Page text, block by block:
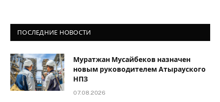
ПОСЛЕДНИЕ НОВОСТИ
Муратжан Мусайбеков назначен
новым руководителем Атырауского
НПЗ
07.08.2026